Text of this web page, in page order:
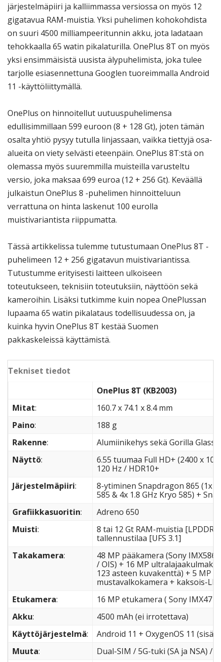
järjestelmäpiiri ja kalliimmassa versiossa on myös 12
gigatavua RAM-muistia. Yksi puhelimen kohokohdista
on suuri 4500 milliampeeritunnin akku, jota ladataan
tehokkaalla 65 watin pikalaturilla. OnePlus 8T on myös
yksi ensimmäisistä uusista älypuhelimista, joka tulee
tarjolle esiasennettuna Googlen tuoreimmalla Android
11 -käyttöliittymällä.
OnePlus on hinnoitellut uutuuspuhelimensa
edullisimmillaan 599 euroon (8 + 128 Gt), joten tämän
osalta yhtiö pysyy tutulla linjassaan, vaikka tiettyjä osa-
alueita on viety selvästi eteenpäin. OnePlus 8T:stä on
olemassa myös suuremmilla muisteilla varusteltu
versio, joka maksaa 699 euroa (12 + 256 Gt). Keväällä
julkaistun OnePlus 8 -puhelimen hinnoitteluun
verrattuna on hinta laskenut 100 eurolla
muistivariantista riippumatta.
Tässä artikkelissa tulemme tutustumaan OnePlus 8T -
puhelimeen 12 + 256 gigatavun muistivariantissa.
Tutustumme erityisesti laitteen ulkoiseen
toteutukseen, teknisiin toteutuksiin, näyttöön sekä
kameroihin. Lisäksi tutkimme kuin nopea OnePlussan
lupaama 65 watin pikalataus todellisuudessa on, ja
kuinka hyvin OnePlus 8T kestää Suomen
pakkaskeleissä käyttämistä.
Tekniset tiedot
OnePlus 8T (KB2003)
Mitat:
160.7 x 74.1 x 8.4 mm
Paino:
188 g
Rakenne:
Alumiinikehys sekä Gorilla Glass
Näyttö:
6.55 tuumaa Full HD+ (2400 x
120 Hz / HDR10+
Järjestelmäpiiri:
8-ytiminen Snapdragon 865 (1x
585 & 4x 1.8 GHz Kryo 585) +
Grafiikkasuoritin:
Adreno 650
Muisti:
8 tai 12 Gt RAM-muistia
tallennustilaa [UFS 3.1]
Takakamera:
48 MP pääkamera (Sony IMX586
/ OIS) + 16 MP
123 asteen kuvakenttä) + 5 MP
mustavalkokamera + kaksois-
Etukamera:
16 MP etukamera ( Sony IMX471
Akku:
4500 mAh (ei irrotettava)
Käyttöjärjestelmä:
Android 11 + OxygenOS 11
Muuta:
Dual-SIM / 5G-tuki (SA ja NSA) /